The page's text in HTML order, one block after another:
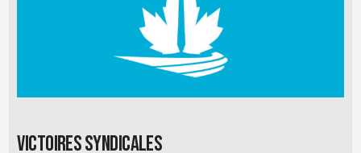
Victoires syndicales